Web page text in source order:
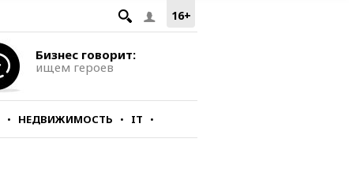
16+
Бизнес говорит:
ищем героев
НЕДВИЖИМОСТЬ IT